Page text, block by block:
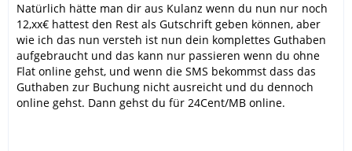
Natürlich hätte man dir aus Kulanz wenn du nun nur noch
12,xx€ hattest den Rest als Gutschrift geben können, aber
wie ich das nun versteh ist nun dein komplettes Guthaben
aufgebraucht und das kann nur passieren wenn du ohne
Flat online gehst, und wenn die SMS bekommst dass das
Guthaben zur Buchung nicht ausreicht und du dennoch
online gehst. Dann gehst du für 24Cent/MB online.